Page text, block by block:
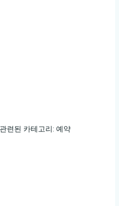
련된 카테고리: 예약